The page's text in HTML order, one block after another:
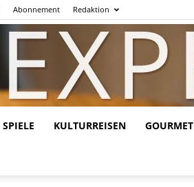
Abonnement Redaktion
SPIELE KULTURREISEN GOURMET